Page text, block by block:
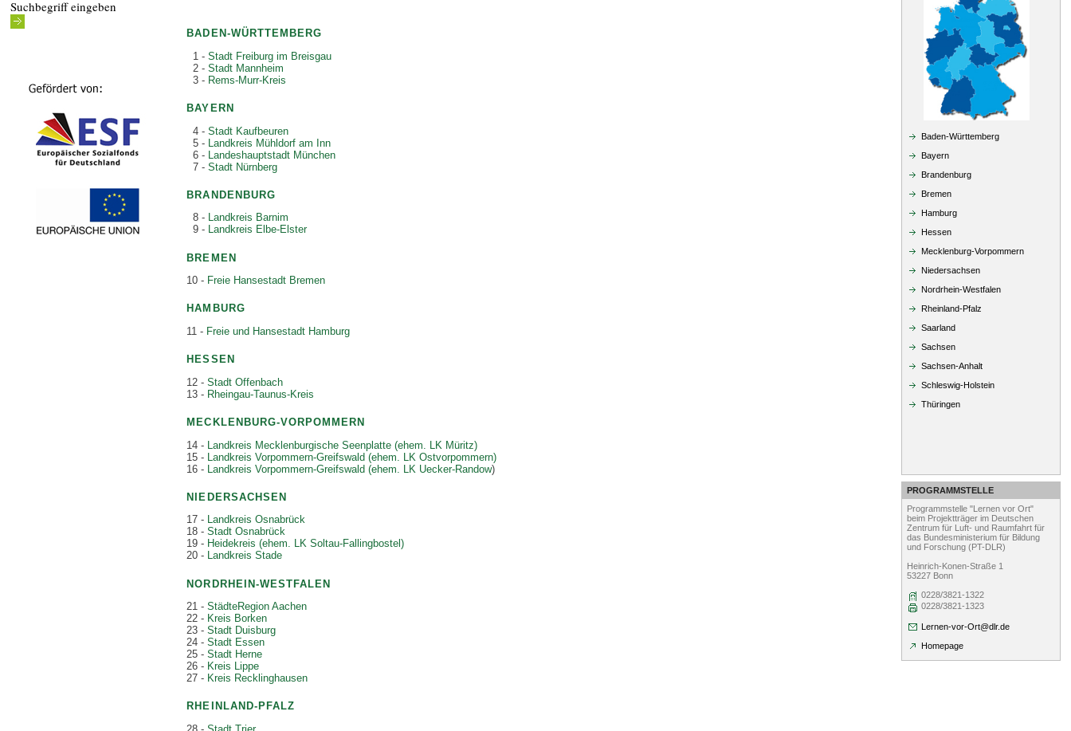
BADEN-WÜRTTEMBERG
1 -Stadt Freiburg im Breisgau
2 -Stadt Mannheim
3 - Rems-Murr-Kreis
BAYERN
4 -Stadt Kaufbeuren
5 - Landkreis Mühldorf am Inn
6 - Landeshauptstadt München
7 -Stadt Nürnberg
BRANDENBURG
8 - Landkreis Barnim
9 - Landkreis Elbe-Elster
BREMEN
10 - Freie Hansestadt Bremen
HAMBURG
11 - Freie und Hansestadt Hamburg
HESSEN
12 -Stadt Offenbach
13 - Rheingau-Taunus-Kreis
MECKLENBURG-VORPOMMERN
14 - Landkreis Mecklenburgische Seenplatte (ehem. LK Müritz)
15 - Landkreis Vorpommern-Greifswald (ehem. LK Ostvorpommern)
16 - Landkreis Vorpommern-Greifswald (ehem. LK Uecker-Randow)
NIEDERSACHSEN
17 - Landkreis Osnabrück
18 -Stadt Osnabrück
19 - Heidekreis (ehem. LK Soltau-Fallingbostel)
20 - Landkreis Stade
NORDRHEIN-WESTFALEN
21 -StädteRegion Aachen
22 - Kreis Borken
23 -Stadt Duisburg
24 -Stadt Essen
25 -Stadt Herne
26 - Kreis Lippe
27 - Kreis Recklinghausen
RHEINLAND-PFALZ
Baden-Württemberg
Bayern
Brandenburg
Bremen
Hamburg
Hessen
Mecklenburg-Vorpommern
Niedersachsen
Nordrhein-Westfalen
Rheinland-Pfalz
Saarland
Sachsen
Sachsen-Anhalt
Schleswig-Holstein
Thüringen
PROGRAMMSTELLE
Programmstelle "Lernen vor Ort"
beim Projektträger im Deutschen
Zentrum für Luft- und Raumfahrt für
das Bundesministerium für Bildung
und Forschung (PT-DLR)
Heinrich-Konen-Straße 1
53227 Bonn
0228/3821-1322
0228/3821-1323
Lernen-vor-Ort@dlr.de
Homepage